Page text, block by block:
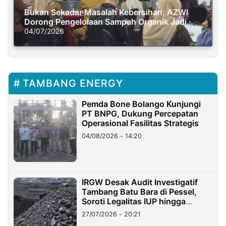
Bukan Sekadar Masalah Kebersihan, AZWI
Dorong Pengelolaan Sampah Organik Jadi
Solusi Krisis Iklim
04/07/2026
TAMBANG ENERGY
Pemda Bone Bolango Kunjungi
PT BNPG, Dukung Percepatan
Operasional Fasilitas Strategis
04/08/2026 - 14:20
IRGW Desak Audit Investigatif
Tambang Batu Bara di Pessel,
Soroti Legalitas IUP hingga
Stockpile
27/07/2026 - 20:21